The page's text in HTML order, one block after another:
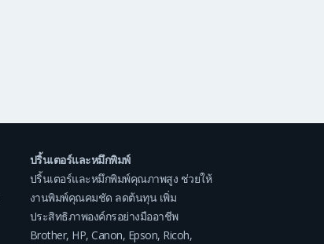
ปริ้นเตอร์และหมึกพิมพ์
ปริ้นเตอร์และหมึกพิมพ์คุณภาพสูง ช่วยให้
งานพิมพ์คุณคมชัด ลดต้นทุน เพิ่ม
ประสิทธิภาพองค์กรอย่างมืออาชีพ
Brother, HP, Canon, Epson, Ricoh,